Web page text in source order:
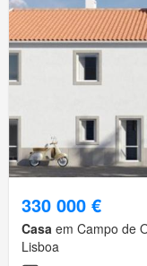
330 000 €
Casa em Campo de
Lisboa